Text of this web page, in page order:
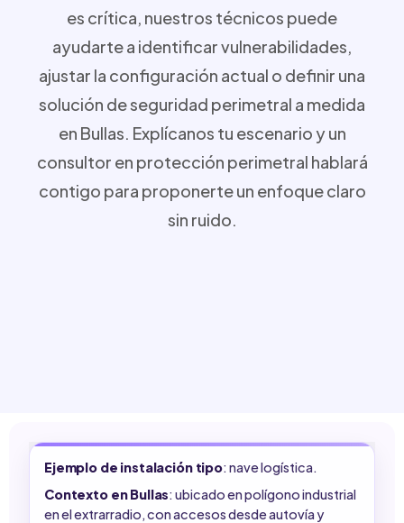
es crítica, nuestros técnicos puede
ayudarte a identificar vulnerabilidades,
ajustar la configuración actual o definir una
solución de seguridad perimetral a medida
en Bullas. Explícanos tu escenario y un
consultor en protección perimetral hablará
contigo para proponerte un enfoque claro
sin ruido.
Ejemplo de instalación tipo: nave logística.
Contexto en Bullas: ubicado en polígono industrial
en el extrarradio, con accesos desde autovía y